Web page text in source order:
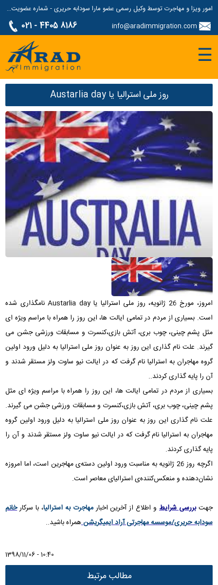
امور ویزا و مهاجرت توسط وکیل رسمی عضو مارا سودابه حریری - شماره عضویت مارا: 1687507
021 - 4405 8186 info@aradimmigration.com
☰
روز ملی استرالیا یا Austarlia day
امروز، مورخ 26 ژانویه، روز ملی استرالیا یا Austarlia dayنامگذاری شده
است. بسیاری از مردم در تمامی ایالت ها، این روز را همراه با مراسم ویژه ای
مثل پشم چینی، چوب بری، آتش بازی،کنسرت و مسابقات ورزشی جشن می
گیرند. علت نام گذاری این روز به عنوان روز ملی استرالیا به دلیل ورود اولین
گروه مهاجران به استرالیا نام گرفت که در ایالت نیو ساوت ولز مستقر شدند و
آن را پایه گذاری کردند..
بسیاری از مردم در تمامی ایالت ها، این روز را همراه با مراسم ویژه ای مثل
پشم چینی، چوب بری، آتش بازی،کنسرت و مسابقات ورزشی جشن می گیرند.
علت نام گذاری این روز به عنوان روز ملی استرالیا به دلیل ورود اولین گروه
مهاجران به استرالیا نام گرفت که در ایالت نیو ساوت ولز مستقر شدند و آن را
پایه گذاری کردند.
اگرچه روز 26 ژانویه به مناسبت ورود اولین دسته‌ی مهاجرین است، اما امروزه
نشان‌دهنده‌ و منعکس‌کننده‌ی استرالیای معاصر است.
جهت بررسی شرایطو اطلاع از آخرین اخبارمهاجرت به استرالیا، با سرکارخانم
سودابه حریری/موسسه مهاجرتی آراد ایمیگریشنهمراه باشید..
1398/11/06 - 10:40
مطالب مرتبط